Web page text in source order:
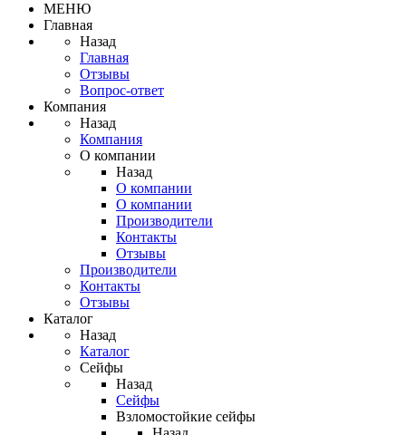
МЕНЮ
Главная
Назад
Главная
Отзывы
Вопрос-ответ
Компания
Назад
Компания
О компании
Назад
О компании
О компании
Производители
Контакты
Отзывы
Производители
Контакты
Отзывы
Каталог
Назад
Каталог
Сейфы
Назад
Сейфы
Взломостойкие сейфы